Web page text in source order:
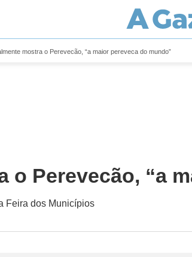
mostra o Perevecão, “a maior pereveca do mundo”
o Perevecão, “a
Feira dos Municípios